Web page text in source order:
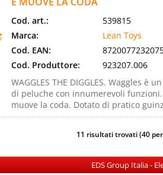
Cod. art.:
539815
Marca:
Lean Toys
Cod. EAN:
Cod. Produttore:
923207.006
WAGGLES THE DIGGLES. Waggles è
di peluche con innumerevoli
muove la coda. Dotato di pratico
11 risultati trovati (40
EDS Group Italia -